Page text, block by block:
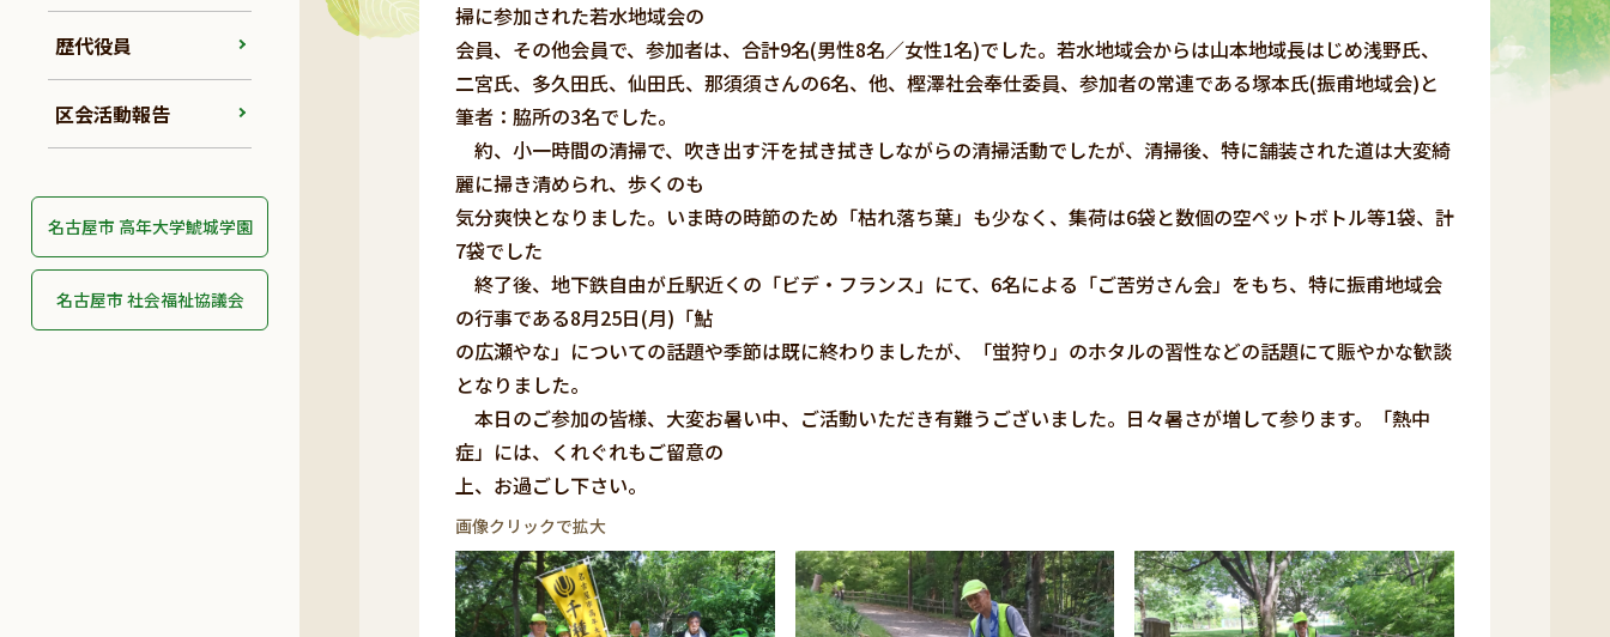
歴代役員
区会活動報告
名古屋市 高年大学鯱城学園
名古屋市 社会福祉協議会
掃に参加された若水地域会の
会員、その他会員で、参加者は、合計9名(男性8名／女性1名)でした。若水地域会からは山本地域長はじめ浅野氏、
二宮氏、多久田氏、仙田氏、那須須さんの6名、他、樫澤社会奉仕委員、参加者の常連である塚本氏(振甫地域会)と
筆者：脇所の3名でした。
約、小一時間の清掃で、吹き出す汗を拭き拭きしながらの清掃活動でしたが、清掃後、特に舗装された道は大変綺
麗に掃き清められ、歩くのも
気分爽快となりました。いま時の時節のため「枯れ落ち葉」も少なく、集荷は6袋と数個の空ペットボトル等1袋、計
7袋でした
終了後、地下鉄自由が丘駅近くの「ビデ・フランス」にて、6名による「ご苦労さん会」をもち、特に振甫地域会
の行事である8月25日(月)「鮎
の広瀬やな」についての話題や季節は既に終わりましたが、「蛍狩り」のホタルの習性などの話題にて賑やかな歓談
となりました。
本日のご参加の皆様、大変お暑い中、ご活動いただき有難うございました。日々暑さが増して参ります。「熱中
症」には、くれぐれもご留意の
上、お過ごし下さい。
画像クリックで拡大